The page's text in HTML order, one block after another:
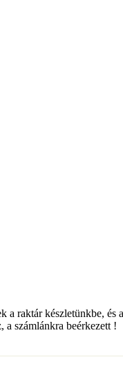
raktár készletünkbe, és
a számlánkra beérkezett !